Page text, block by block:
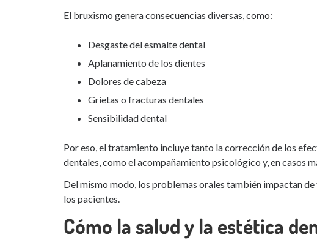
El bruxismo genera consecuencias diversas, como:
Desgaste del esmalte dental
Aplanamiento de los dientes
Dolores de cabeza
Grietas o fracturas dentales
Sensibilidad dental
Por eso, el tratamiento incluye tanto la corrección de los
dentales, como el acompañamiento psicológico y, en casos
Del mismo modo, los problemas orales también impactan
los pacientes.
Cómo la salud y la estética